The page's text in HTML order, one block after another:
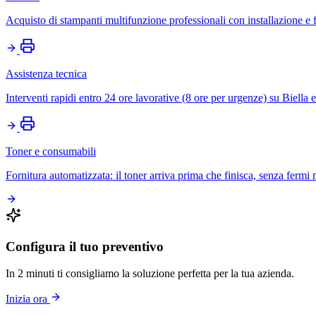
Acquisto di stampanti multifunzione professionali con installazione e
Assistenza tecnica
Interventi rapidi entro 24 ore lavorative (8 ore per urgenze) su Biella
Toner e consumabili
Fornitura automatizzata: il toner arriva prima che finisca, senza fermi
Configura il tuo preventivo
In 2 minuti ti consigliamo la soluzione perfetta per la tua azienda.
Inizia ora